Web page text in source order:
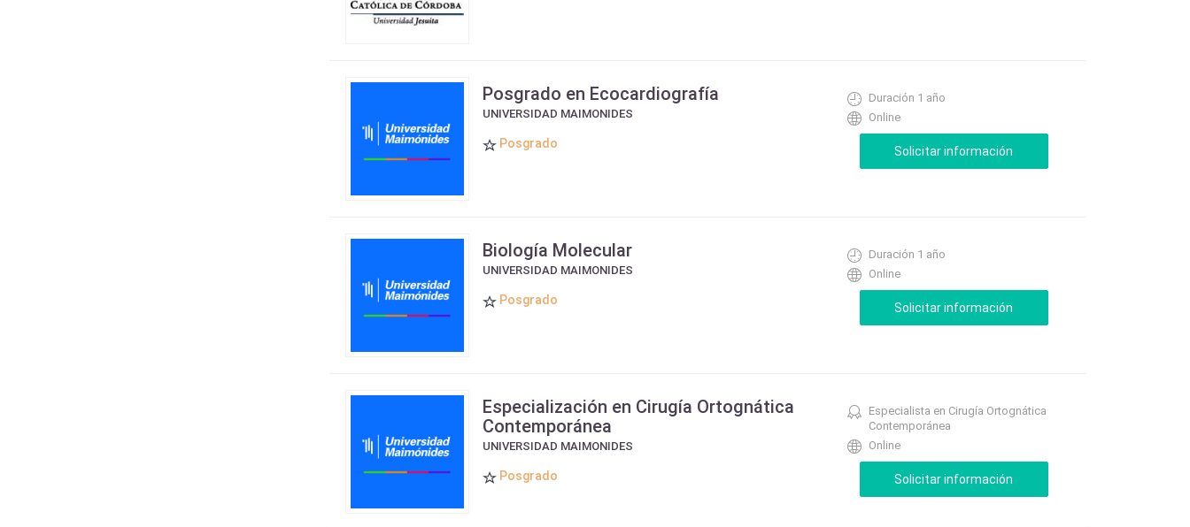
Posgrado en Ecocardiografía
UNIVERSIDAD MAIMONIDES
Posgrado
Duración 1 año
Online
Biología Molecular
UNIVERSIDAD MAIMONIDES
Posgrado
Duración 1 año
Online
Especialización en Cirugía Ortognática
Contemporánea
UNIVERSIDAD MAIMONIDES
Posgrado
Especialista en Cirugía Ortognática
Contemporánea
Online